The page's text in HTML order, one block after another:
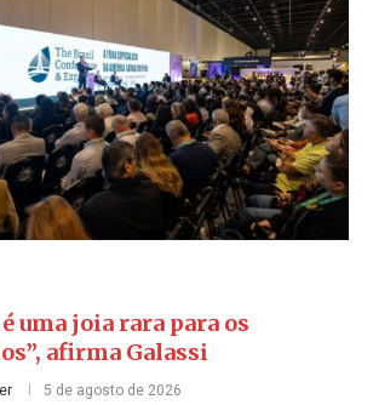
uma joia rara para os
afirma Galassi
5 de agosto de 2026